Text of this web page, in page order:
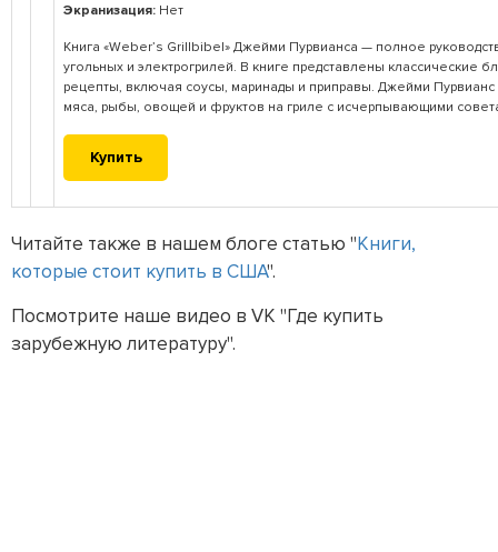
Экранизация: Нет
Книга «Weber’s Grillbibel» Джейми Пурвианса — полное
угольных и электрогрилей. В книге представлены классические
рецепты, включая соусы, маринады и приправы. Джейми
мяса, рыбы, овощей и фруктов на гриле с исчерпывающими
Купить
Читайте также в нашем блоге статью "Книги,
которые стоит купить в США".
Посмотрите наше видео в VK "Где купить
зарубежную литературу".